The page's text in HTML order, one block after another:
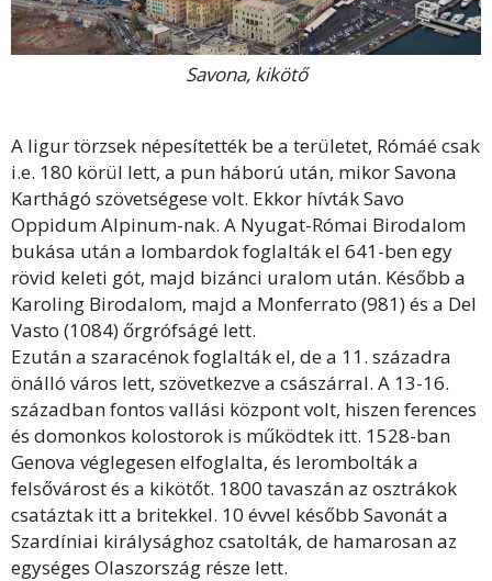
Savona, kikötő
A ligur törzsek népesítették be a területet, Rómáé csak
i.e. 180 körül lett, a pun háború után, mikor Savona
Karthágó szövetségese volt. Ekkor hívták Savo
Oppidum Alpinum-nak. A Nyugat-Római Birodalom
bukása után a lombardok foglalták el 641-ben egy
rövid keleti gót, majd bizánci uralom után. Később a
Karoling Birodalom, majd a Monferrato (981) és a Del
Vasto (1084) őrgrófságé lett.
Ezután a szaracénok foglalták el, de a 11. századra
önálló város lett, szövetkezve a császárral. A 13-16.
században fontos vallási központ volt, hiszen ferences
és domonkos kolostorok is működtek itt. 1528-ban
Genova véglegesen elfoglalta, és lerombolták a
felsővárost és a kikötőt. 1800 tavaszán az osztrákok
csatáztak itt a britekkel. 10 évvel később Savonát a
Szardíniai királysághoz csatolták, de hamarosan az
egységes Olaszország része lett.